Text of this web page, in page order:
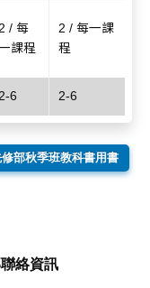
/ 每
課程
2 / 每一課
程
6 2-6
部秋季班教科書用書
絡資訊